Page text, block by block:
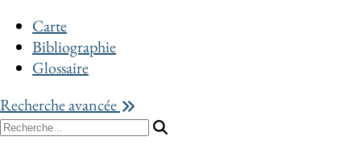
Carte
Bibliographie
Glossaire
Recherche avancée